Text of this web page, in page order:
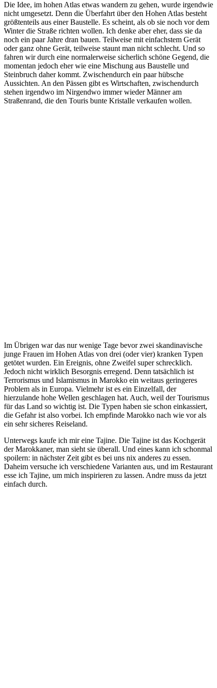
Die Idee, im hohen Atlas etwas wandern zu gehen, wurde irgendwie
nicht umgesetzt. Denn die Überfahrt über den Hohen Atlas besteht
größtenteils aus einer Baustelle. Es scheint, als ob sie noch vor dem
Winter die Straße richten wollen. Ich denke aber eher, dass sie da
noch ein paar Jahre dran bauen. Teilweise mit einfachstem Gerät
oder ganz ohne Gerät, teilweise staunt man nicht schlecht. Und so
fahren wir durch eine normalerweise sicherlich schöne Gegend, die
momentan jedoch eher wie eine Mischung aus Baustelle und
Steinbruch daher kommt. Zwischendurch ein paar hübsche
Aussichten. An den Pässen gibt es Wirtschaften, zwischendurch
stehen irgendwo im Nirgendwo immer wieder Männer am
Straßenrand, die den Touris bunte Kristalle verkaufen wollen.
Im Übrigen war das nur wenige Tage bevor zwei skandinavische
junge Frauen im Hohen Atlas von drei (oder vier) kranken Typen
getötet wurden. Ein Ereignis, ohne Zweifel super schrecklich.
Jedoch nicht wirklich Besorgnis erregend. Denn tatsächlich ist
Terrorismus und Islamismus in Marokko ein weitaus geringeres
Problem als in Europa. Vielmehr ist es ein Einzelfall, der
hierzulande hohe Wellen geschlagen hat. Auch, weil der Tourismus
für das Land so wichtig ist. Die Typen haben sie schon einkassiert,
die Gefahr ist also vorbei. Ich empfinde Marokko nach wie vor als
ein sehr sicheres Reiseland.
Unterwegs kaufe ich mir eine Tajine. Die Tajine ist das Kochgerät
der Marokkaner, man sieht sie überall. Und eines kann ich schonmal
spoilern: in nächster Zeit gibt es bei uns nix anderes zu essen.
Daheim versuche ich verschiedene Varianten aus, und im Restaurant
esse ich Tajine, um mich inspirieren zu lassen. Andre muss da jetzt
einfach durch.